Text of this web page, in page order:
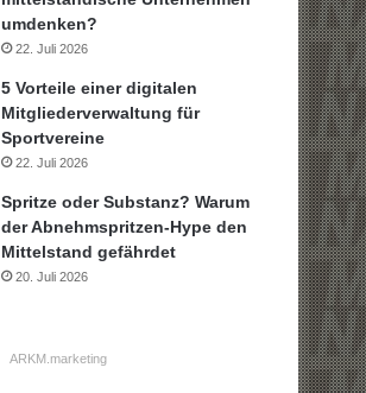
umdenken?
22. Juli 2026
5 Vorteile einer digitalen
Mitgliederverwaltung für
Sportvereine
22. Juli 2026
Spritze oder Substanz? Warum
der Abnehmspritzen-Hype den
Mittelstand gefährdet
20. Juli 2026
ARKM.marketing